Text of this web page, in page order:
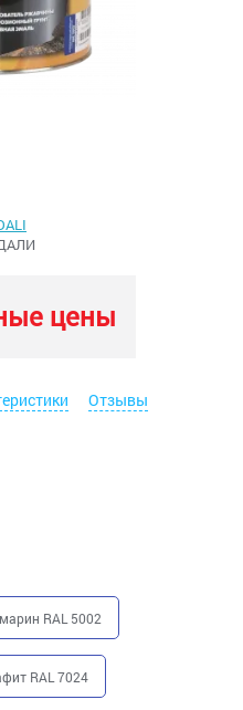
цены
Отзывы
RAL 5002
RAL 7024